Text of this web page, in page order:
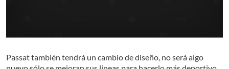
Passat también tendrá un cambio de diseño, no será algo